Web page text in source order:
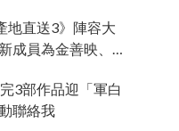
地直送3》陣容大
成員為金善映、
3部作品迎「軍白
聯絡我